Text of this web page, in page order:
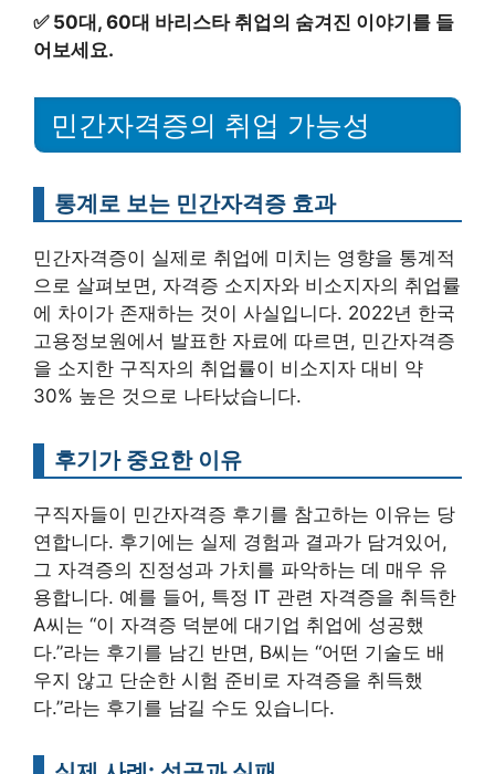
✅ 50대, 60대 바리스타 취업의 숨겨진 이야기를 들
어보세요.
민간자격증의 취업 가능성
통계로 보는 민간자격증 효과
민간자격증이 실제로 취업에 미치는 영향을 통계적
으로 살펴보면, 자격증 소지자와 비소지자의 취업률
에 차이가 존재하는 것이 사실입니다. 2022년 한국
고용정보원에서 발표한 자료에 따르면, 민간자격증
을 소지한 구직자의 취업률이 비소지자 대비 약
30% 높은 것으로 나타났습니다.
후기가 중요한 이유
구직자들이 민간자격증 후기를 참고하는 이유는 당
연합니다. 후기에는 실제 경험과 결과가 담겨있어,
그 자격증의 진정성과 가치를 파악하는 데 매우 유
용합니다. 예를 들어, 특정 IT 관련 자격증을 취득한
A씨는 “이 자격증 덕분에 대기업 취업에 성공했
다.”라는 후기를 남긴 반면, B씨는 “어떤 기술도 배
우지 않고 단순한 시험 준비로 자격증을 취득했
다.”라는 후기를 남길 수도 있습니다.